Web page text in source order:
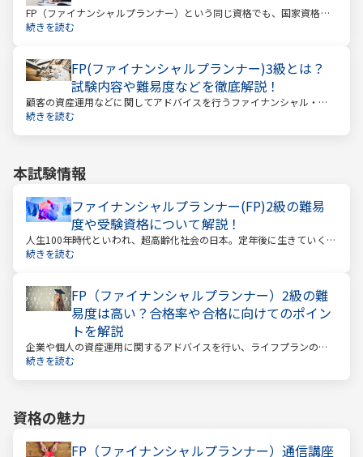
FP（ファイナンシャルプランナー）という同じ資格でも、国家資格と
民間資格の2種類にわかれています。
続きを読む
FP(ファイナンシャルプランナー)3級とは？
試験内容や難易度などを徹底解説！
顧客の資産運用などに関してアドバイスを行うファイナンシャル・プ
ランナー。このファイナンシャル・プランナーとして働くときに、大
続きを読む
本試験情報
ファイナンシャルプランナー(FP)2級の難易
度や受験資格について解説！
人生100年時代といわれ、超高齢化社会の日本。定年後に生きていく時
間も当然長くなっています。今どんな年齢の人でも、安心して暮らし
続きを読む
FP（ファイナンシャルプランナー）2級の難
易度は高い？合格率や合格に向けてのポイン
トを解説
企業や個人の資産運用に関するアドバイスを行い、ライフプランの設
計を提案するファイナンシャルプランナー。
続きを読む
資格の魅力
FP（ファイナンシャルプランナー）通信講座